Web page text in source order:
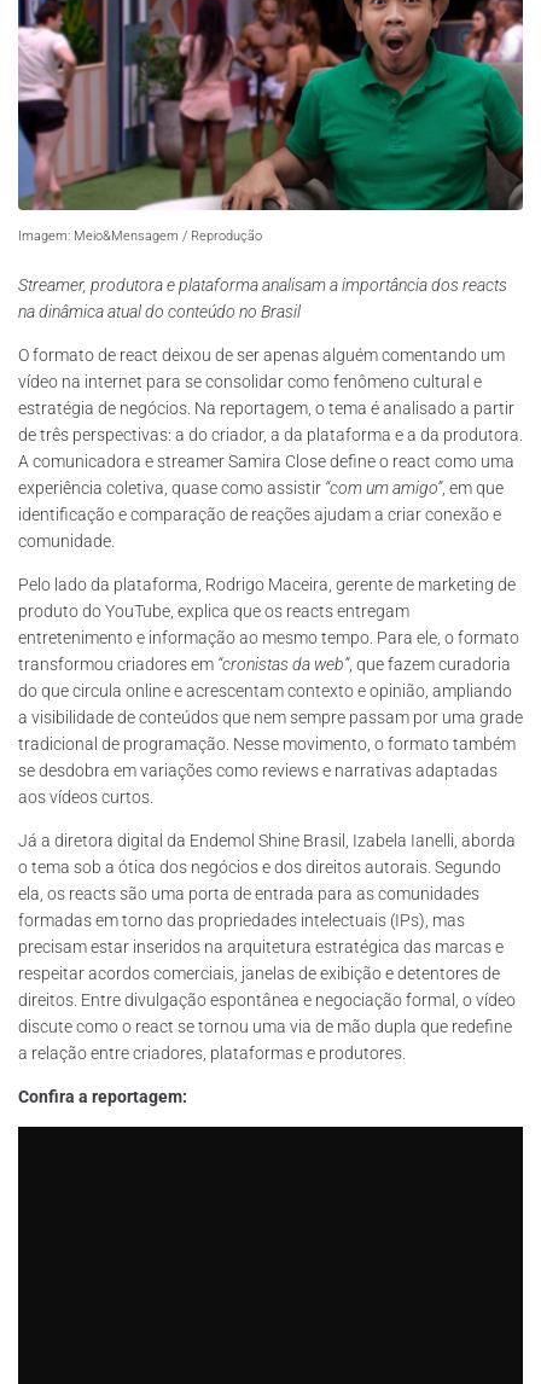
Imagem: Meio&Mensagem / Reprodução
Streamer, produtora e plataforma analisam a importância dos reacts
na dinâmica atual do conteúdo no Brasil
O formato de react deixou de ser apenas alguém comentando um
vídeo na internet para se consolidar como fenômeno cultural e
estratégia de negócios. Na reportagem, o tema é analisado a partir
de três perspectivas: a do criador, a da plataforma e a da produtora.
A comunicadora e streamer Samira Close define o react como uma
experiência coletiva, quase como assistir “com um amigo”, em que
identificação e comparação de reações ajudam a criar conexão e
comunidade.
Pelo lado da plataforma, Rodrigo Maceira, gerente de marketing de
produto do YouTube, explica que os reacts entregam
entretenimento e informação ao mesmo tempo. Para ele, o formato
transformou criadores em “cronistas da web”, que fazem curadoria
do que circula online e acrescentam contexto e opinião, ampliando
a visibilidade de conteúdos que nem sempre passam por uma grade
tradicional de programação. Nesse movimento, o formato também
se desdobra em variações como reviews e narrativas adaptadas
aos vídeos curtos.
Já a diretora digital da Endemol Shine Brasil, Izabela Ianelli, aborda
o tema sob a ótica dos negócios e dos direitos autorais. Segundo
ela, os reacts são uma porta de entrada para as comunidades
formadas em torno das propriedades intelectuais (IPs), mas
precisam estar inseridos na arquitetura estratégica das marcas e
respeitar acordos comerciais, janelas de exibição e detentores de
direitos. Entre divulgação espontânea e negociação formal, o vídeo
discute como o react se tornou uma via de mão dupla que redefine
a relação entre criadores, plataformas e produtores.
Confira a reportagem: